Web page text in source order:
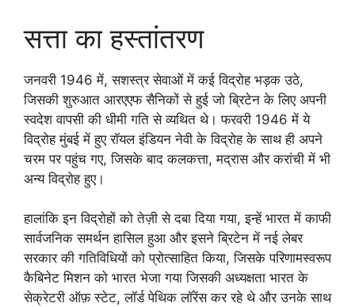
सत्ता का हस्तांतरण
जनवरी 1946 में, सशस्त्र सेवाओं में कई विद्रोह भड़क उठे,
जिसकी शुरुआत आरएएफ सैनिकों से हुई जो ब्रिटेन के लिए अपनी
स्वदेश वापसी की धीमी गति से व्यथित थे। फरवरी 1946 में ये
विद्रोह मुंबई में हुए रॉयल इंडियन नेवी के विद्रोह के साथ ही अपने
चरम पर पहुंच गए, जिसके बाद कलकत्ता, मद्रास और करांची में भी
अन्य विद्रोह हुए।
हालांकि इन विद्रोहों को तेज़ी से दबा दिया गया, इन्हें भारत में काफी
सार्वजनिक समर्थन हासिल हुआ और इसने ब्रिटेन में नई लेबर
सरकार की गतिविधियों को प्रोत्साहित किया, जिसके परिणामस्वरूप
कैबिनेट मिशन को भारत भेजा गया जिसकी अध्यक्षता भारत के
सेक्रेटरी ऑफ़ स्टेट, लॉर्ड पेथिक लॉरेंस कर रहे थे और उनके साथ